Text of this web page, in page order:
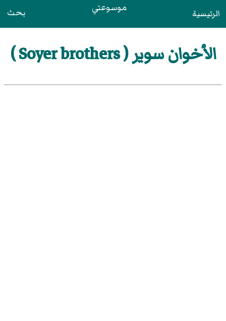
الرئيسية موسوعتي بحث
الأخوان سوير ( Soyer brothers )